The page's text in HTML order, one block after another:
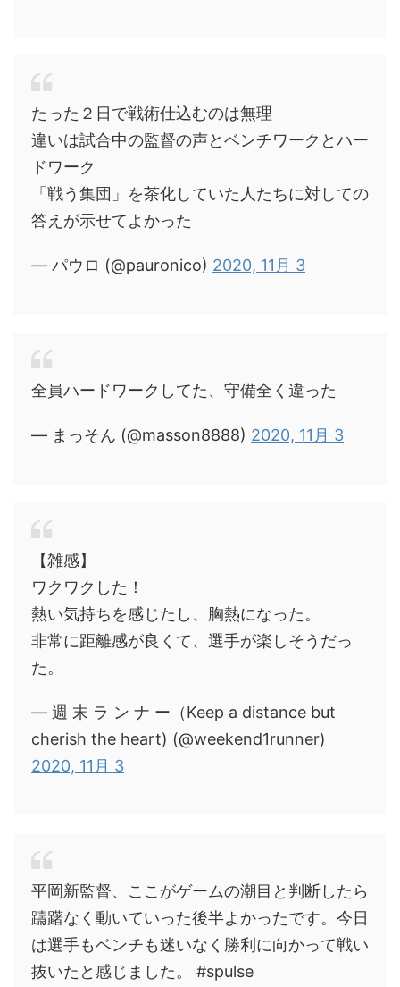
たった２日で戦術仕込むのは無理
違いは試合中の監督の声とベンチワークとハー
ドワーク
「戦う集団」を茶化していた人たちに対しての
答えが示せてよかった
— パウロ (@pauronico) 2020, 11月 3
全員ハードワークしてた、守備全く違った
— まっそん (@masson8888) 2020, 11月 3
【雑感】
ワクワクした！
熱い気持ちを感じたし、胸熱になった。
非常に距離感が良くて、選手が楽しそうだっ
た。
— 週 末 ラ ン ナ ー（Keep a distance but
cherish the heart) (@weekend1runner)
2020, 11月 3
平岡新監督、ここがゲームの潮目と判断したら
躊躇なく動いていった後半よかったです。今日
は選手もベンチも迷いなく勝利に向かって戦い
抜いたと感じました。 #spulse